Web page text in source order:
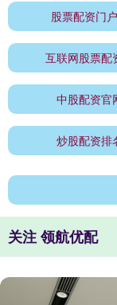
股票配资门
互联网股票配
中股配资官
炒股配资排
关注 领航优配